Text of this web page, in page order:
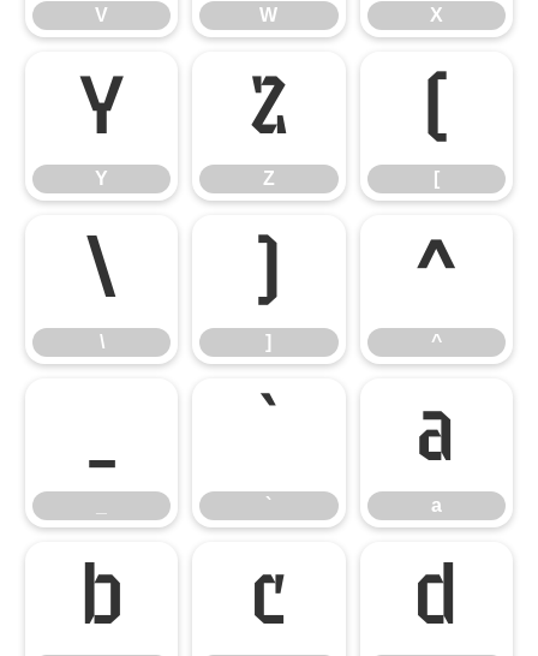
V W X
Y
Y
Z
Z
[
[
\
\
]
]
^
^
_ `
`
a
a
b c d